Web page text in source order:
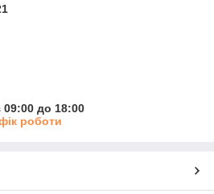
09:00 до 18:00
роботи